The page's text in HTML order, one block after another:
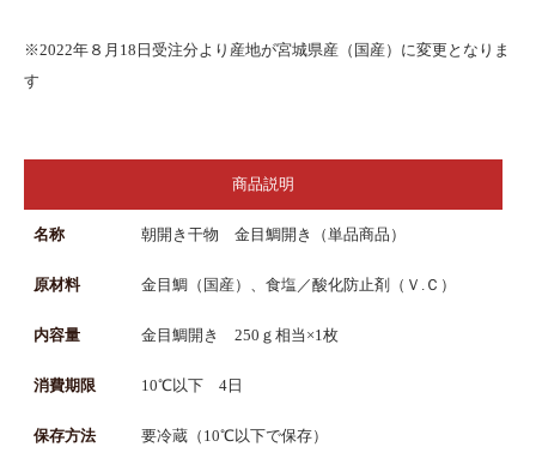
※2022年８月18日受注分より産地が宮城県産（国産）に変更となりま
す
商品説明
名称 朝開き干物 金目鯛開き（単品商品）
原材料 金目鯛（国産）、食塩／酸化防止剤（Ｖ.Ｃ）
内容量 金目鯛開き 250ｇ相当×1枚
消費期限 10℃以下 4日
保存方法 要冷蔵（10℃以下で保存）